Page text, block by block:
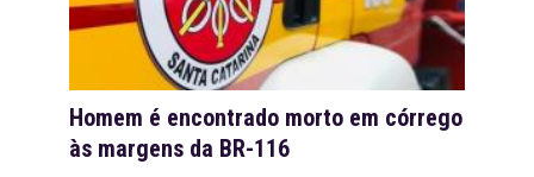
Homem é encontrado morto em córrego
às margens da BR-116